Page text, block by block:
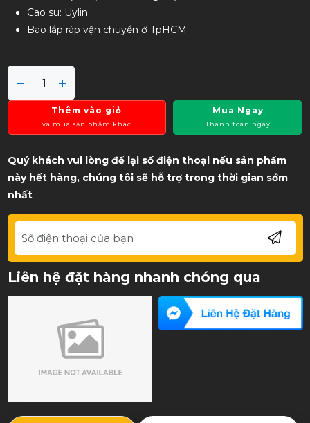
Cao su: Uylin
Bao lắp ráp vận chuyển ở TpHCM
Thêm vào giỏ
và mua sản phẩm khác
Mua Ngay
Thanh toán ngay
Quý khách vui lòng để lại số điện thoại nếu sản phẩm
này hết hàng, chúng tôi sẽ hỗ trợ trong thời gian sớm
nhất
Liên hệ đặt hàng nhanh chóng qua